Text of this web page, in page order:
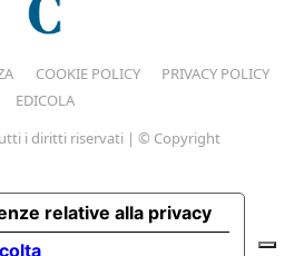
COOKIE POLICY
PRIVACY POLICY
EDICOLA
i diritti riservati | © Copyright
relative alla privacy